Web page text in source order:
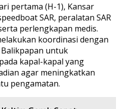
pertama (H-1), Kansar
SAR, peralatan SAR
perlengkapan medis.
koordinasi dengan
Balikpapan untuk
kapal-kapal yang
agar meningkatkan
pengamatan.